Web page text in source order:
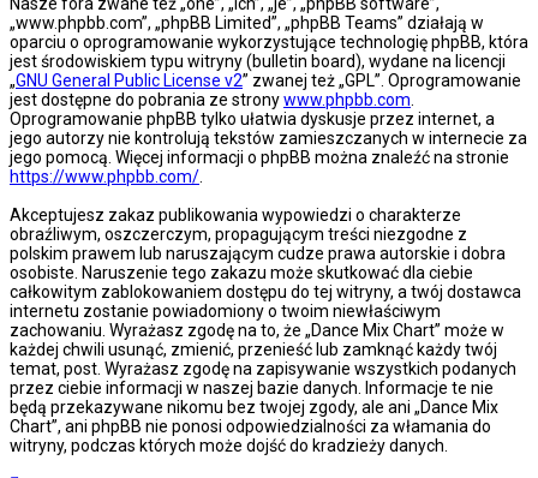
„www.phpbb.com”, „phpBB Limited”, „phpBB Teams” działają w
oparciu o oprogramowanie wykorzystujące technologię phpBB, która
jest środowiskiem typu witryny (bulletin board), wydane na licencji
„GNU General Public License v2” zwanej też „GPL”. Oprogramowanie
jest dostępne do pobrania ze stronywww.phpbb.com
Oprogramowanie phpBB tylko ułatwia dyskusje przez internet, a
jego autorzy nie kontrolują tekstów zamieszczanych w internecie za
jego pomocą. Więcej informacji o phpBB można znaleźć na stronie
https://www.phpbb.com/
Akceptujesz zakaz publikowania wypowiedzi o charakterze
obraźliwym, oszczerczym, propagującym treści niezgodne z
polskim prawem lub naruszającym cudze prawa autorskie i dobra
osobiste. Naruszenie tego zakazu może skutkować dla ciebie
całkowitym zablokowaniem dostępu do tej witryny, a twój dostawca
internetu zostanie powiadomiony o twoim niewłaściwym
zachowaniu. Wyrażasz zgodę na to, że „Dance Mix Chart” może w
każdej chwili usunąć, zmienić, przenieść lub zamknąć każdy twój
temat, post. Wyrażasz zgodę na zapisywanie wszystkich podanych
przez ciebie informacji w naszej bazie danych. Informacje te nie
będą przekazywane nikomu bez twojej zgody, ale ani „Dance Mix
Chart”, ani phpBB nie ponosi odpowiedzialności za włamania do
witryny, podczas których może dojść do kradzieży danych.